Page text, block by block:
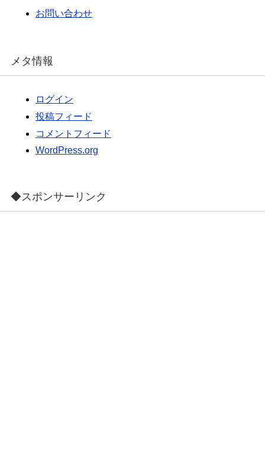
お問い合わせ
メタ情報
ログイン
投稿フィード
コメントフィード
WordPress.org
◆スポンサーリンク